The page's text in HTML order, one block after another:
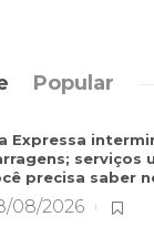
Popular
Expressa
serviços
precisa saber
08/2026